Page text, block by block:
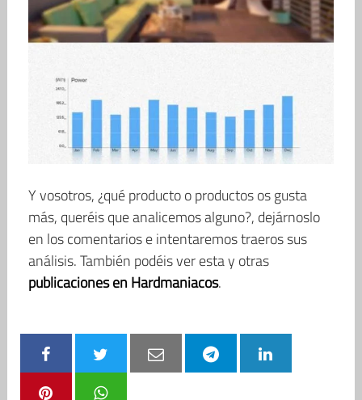
Y vosotros, ¿qué producto o productos os gusta
más, queréis que analicemos alguno?, dejárnoslo
en los comentarios e intentaremos traeros sus
análisis. También podéis ver esta y otras
publicaciones en Hardmaniacos.